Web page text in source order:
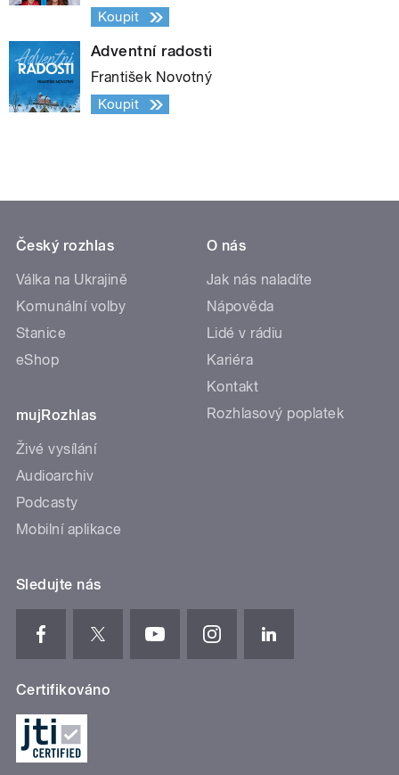
Koupit
Adventní radosti
František Novotný
Koupit
Český rozhlas
Válka na Ukrajině
Komunální volby
Stanice
eShop
mujRozhlas
Živé vysílání
Audioarchiv
Podcasty
Mobilní aplikace
O nás
Jak nás naladíte
Nápověda
Lidé v rádiu
Kariéra
Kontakt
Rozhlasový poplatek
Sledujte nás
Certifikováno